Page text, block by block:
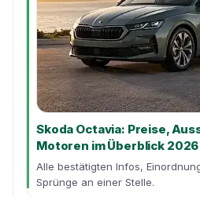
Skoda Octavia: Preise,
Motoren im Überblick 2026
Alle bestätigten Infos,
Sprünge an einer Stelle.